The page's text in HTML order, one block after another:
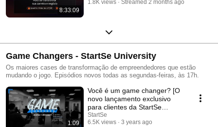
8:33:09
1.8K views Streamed 2 months ago
Game Changers - StartSe University
Os maiores cases de transformação de empreendedores que estão
mudando o jogo. Episódios novos todas as segundas-feiras, às 17h.
1:09
Você é um game changer? [O
novo lançamento exclusivo
para clientes da StartSe
University]
StartSe
6.5K views
3 years ago